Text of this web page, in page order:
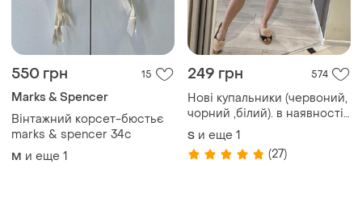
550 грн 15
Marks & Spencer
Вінтажний корсет-бюстьє
marks & spencer 34c
M и еще 1
249 грн 574
Нові купальники (червоний,
чорний ,білий). в наявності
декілька
S и еще 1
(27)